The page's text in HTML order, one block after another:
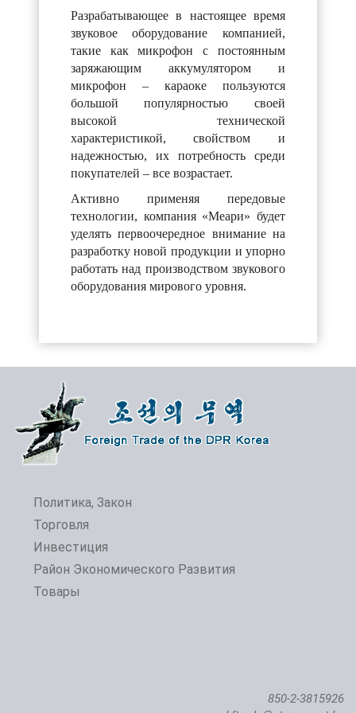
Разрабатывающее в настоящее время
звуковое оборудование компанией,
такие как микрофон с постоянным
заряжающим аккумулятором и
микрофон – караоке пользуются
большой популярностью своей
высокой технической
характеристикой, свойством и
надежностью, их потребность среди
покупателей – все возрастает.
Активно применяя передовые
технологии, компания «Меари» будет
уделять первоочередное внимание на
разработку новой продукции и упорно
работать над производством звукового
оборудования мирового уровня.
Политика, Закон
Торговля
Инвестиция
Район Экономического Развития
Товары
850-2-3815926